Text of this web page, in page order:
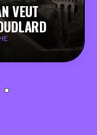
VEUT